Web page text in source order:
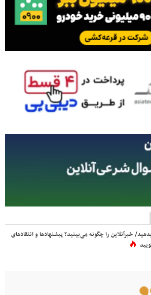
خبرآنلاین را چگونه می‌بینید؟ پیشنهادها و انتقادهای